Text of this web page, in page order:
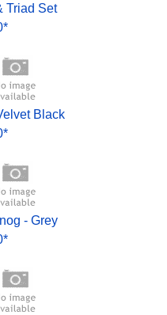
Triad Set
Black
- Grey